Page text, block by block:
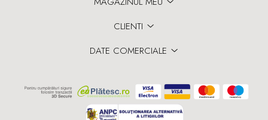
CLIENTI
DATE COMERCIALE